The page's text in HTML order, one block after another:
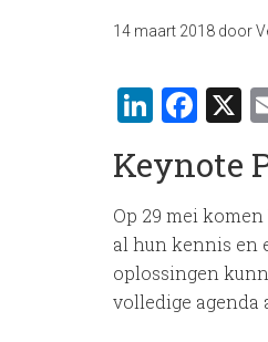
14 maart 2018 door
X
Keynote
Op 29 mei
al hun kennis en
oplossingen
volledige agenda